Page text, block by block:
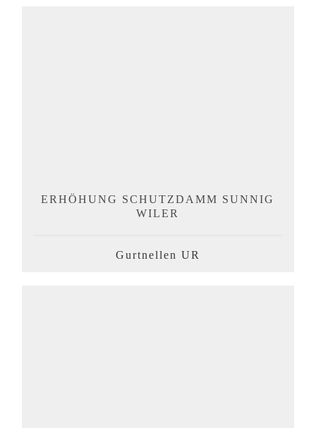
ERHÖHUNG SCHUTZDAMM SUNNIG
WILER
Gurtnellen UR